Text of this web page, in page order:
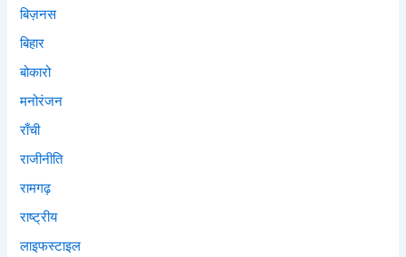
बिज़नस
बिहार
बोकारो
मनोरंजन
राँची
राजीनीति
रामगढ़
राष्ट्रीय
लाइफस्टाइल